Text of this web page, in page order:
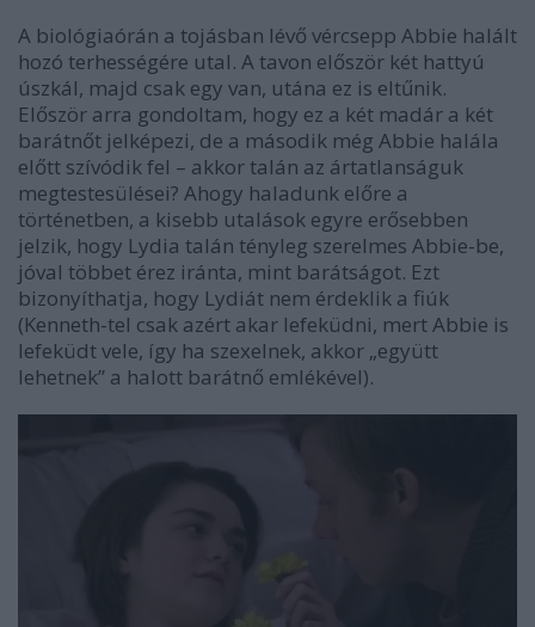
A biológiaórán a tojásban lévő vércsepp Abbie halált
hozó terhességére utal. A tavon először két hattyú
úszkál, majd csak egy van, utána ez is eltűnik.
Először arra gondoltam, hogy ez a két madár a két
barátnőt jelképezi, de a második még Abbie halála
előtt szívódik fel – akkor talán az ártatlanságuk
megtestesülései? Ahogy haladunk előre a
történetben, a kisebb utalások egyre erősebben
jelzik, hogy Lydia talán tényleg szerelmes Abbie-be,
jóval többet érez iránta, mint barátságot. Ezt
bizonyíthatja, hogy Lydiát nem érdeklik a fiúk
(Kenneth-tel csak azért akar lefeküdni, mert Abbie is
lefeküdt vele, így ha szexelnek, akkor „együtt
lehetnek” a halott barátnő emlékével).